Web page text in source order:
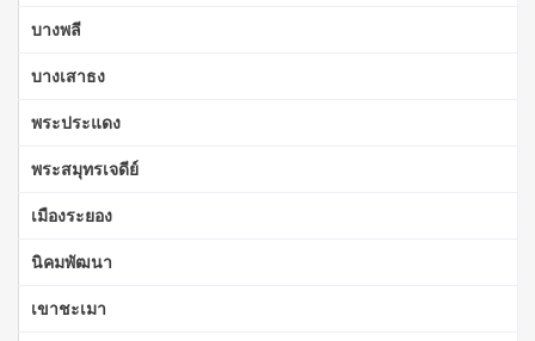
บางพลี
บางเสาธง
พระประแดง
พระสมุทรเจดีย์
เมืองระยอง
นิคมพัฒนา
เขาชะเมา